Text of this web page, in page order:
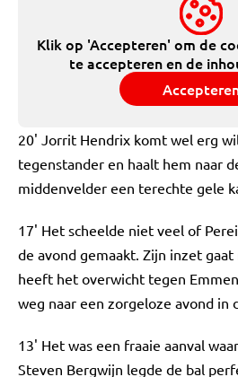
Klik op 'Accepteren' om de
te accepteren en de
20' Jorrit Hendrix komt wel erg
tegenstander en haalt hem naar
middenvelder een terechte gele
17' Het scheelde niet veel of
de avond gemaakt. Zijn inzet gaat
heeft het overwicht tegen
weg naar een zorgeloze avond in
13' Het was een fraaie aanval
Steven Bergwijn legde de bal